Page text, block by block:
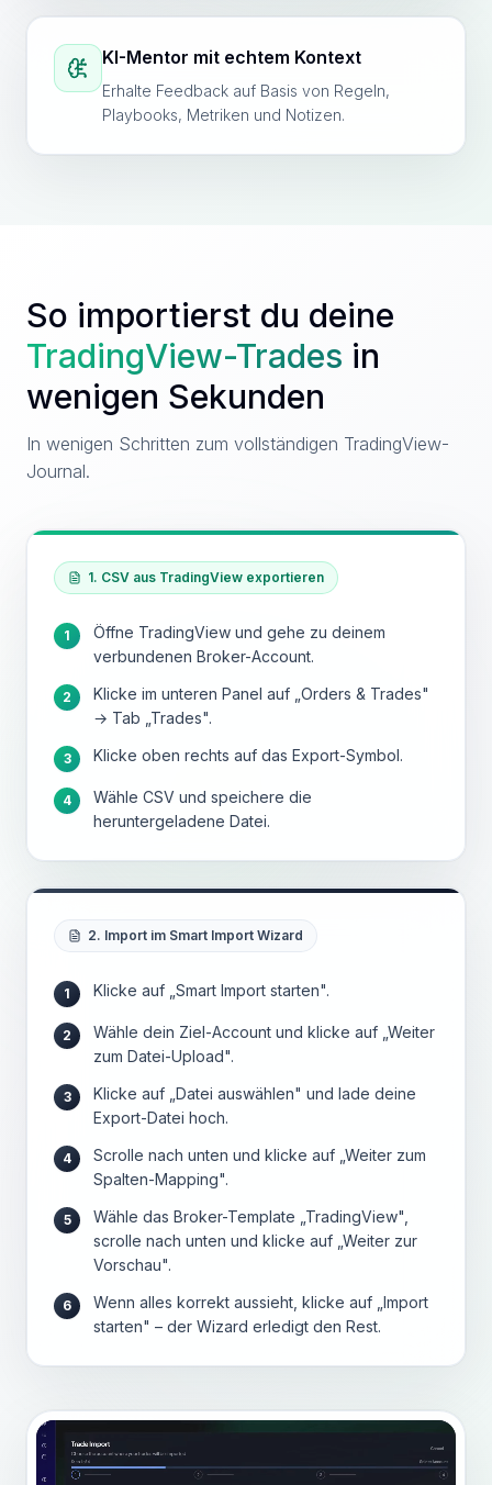
KI-Mentor mit echtem Kontext
Erhalte Feedback auf Basis von Regeln,
Playbooks, Metriken und Notizen.
So importierst du deine
TradingView-Trades in
wenigen Sekunden
In wenigen Schritten zum vollständigen TradingView-
Journal.
1. CSV aus TradingView exportieren
1
Öffne TradingView und gehe zu deinem
verbundenen Broker-Account.
2
Klicke im unteren Panel auf „Orders & Trades"
→ Tab „Trades".
3 Klicke oben rechts auf das Export-Symbol.
4
Wähle CSV und speichere die
heruntergeladene Datei.
2. Import im Smart Import Wizard
1 Klicke auf „Smart Import starten".
2
Wähle dein Ziel-Account und klicke auf „Weiter
zum Datei-Upload".
3
Klicke auf „Datei auswählen" und lade deine
Export-Datei hoch.
4
Scrolle nach unten und klicke auf „Weiter zum
Spalten-Mapping".
5
Wähle das Broker-Template „TradingView",
scrolle nach unten und klicke auf „Weiter zur
Vorschau".
6
Wenn alles korrekt aussieht, klicke auf „Import
starten" – der Wizard erledigt den Rest.